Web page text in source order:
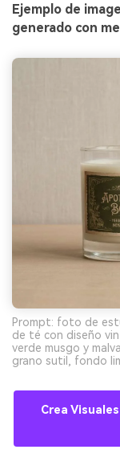
Ejemplo de
generado con
Prompt: foto de
de té con diseño
verde musgo y
grano sutil, fondo
Crea